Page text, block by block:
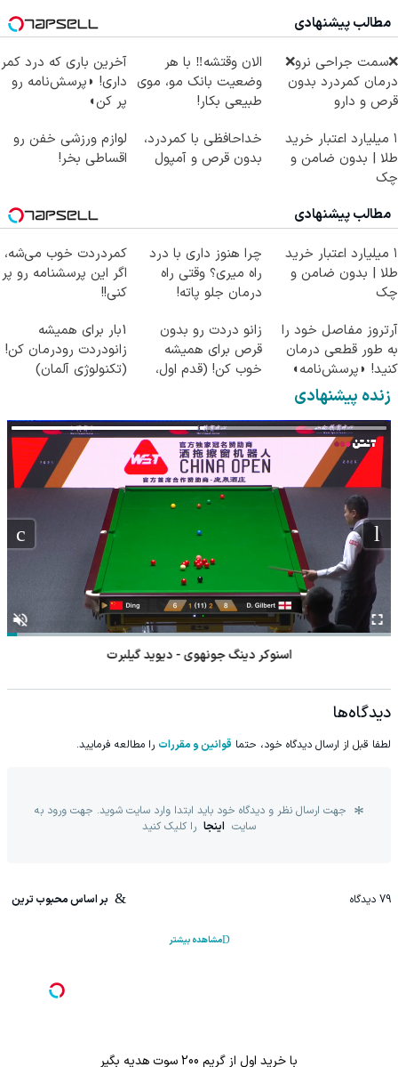
مطالب پیشنهادی
❌سمت جراحی نرو❌
درمان کمردرد بدون
قرص و دارو
الان وقتشه‼️ با هر
وضعیت بانک مو، موی
طبیعی بکار!
آخرین باری که درد کمر
داری! ◗پرسش‌نامه رو
پر کن◖
۱ میلیارد اعتبار خرید
طلا | بدون ضامن و
چک
خداحافظی با کمردرد،
بدون قرص و آمپول
لوازم ورزشی خفن رو
اقساطی بخر!
مطالب پیشنهادی
۱ میلیارد اعتبار خرید
طلا | بدون ضامن و
چک
چرا هنوز داری با درد
راه میری؟ وقتی راه
درمان جلو پاته!
کمردردت خوب می‌شه،
اگر این پرسشنامه رو پر
کنی!!
آرتروز مفاصل خود را
به طور قطعی درمان
کنید! ◗پرسش‌نامه◖
زانو دردت رو بدون
قرص برای همیشه
خوب کن! (قدم اول،
1بار برای همیشه
زانودردت رودرمان کن!
(تکنولوژی آلمان)
زنده پیشنهادی
اسنوکر دینگ جونهوی - دیوید گیلبرت
دیدگاه‌ها
لطفا قبل از ارسال دیدگاه خود، حتما قوانین و مقررات را مطالعه فرمایید.
جهت ارسال نظر و دیدگاه خود باید ابتدا وارد سایت شوید. جهت ورود به
سایت اینجا را کلیک کنید
79 دیدگاه بر اساس محبوب ترین
مشاهده بیشتر
با خرید اول از گریم 200 سوت هدیه بگیر